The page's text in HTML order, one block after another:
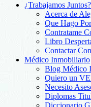
¿Trabajamos Juntos?
Acerca de
Que Hago
Contratame
Libro
Contactar
Médico Inmobiliario
Blog Médico
Quiero un
Necesito
Diplomas
Diccionario